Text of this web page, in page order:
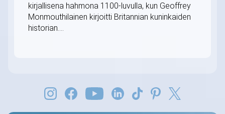
kirjallisena hahmona 1100-luvulla, kun Geoffrey
Monmouthilainen kirjoitti Britannian kuninkaiden
historian....